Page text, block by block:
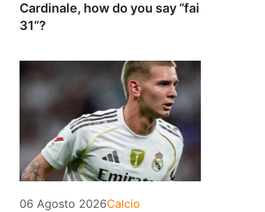
Cardinale, how do you say “fai
31”?
06 Agosto 2026Categorie
Calcio